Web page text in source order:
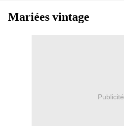
Mariées vintage
Publicité